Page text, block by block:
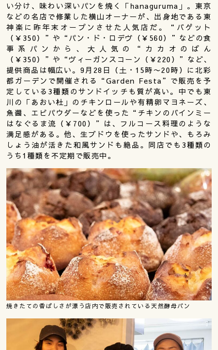
い分け、味わい深いパンを焼く「hanaguruma」。東京
などの名店で修業した横山オーナーが、出身地である東
神楽に昨年末オープンさせた人気店だ。“バゲット
（￥350）”や“パン・ド・ロデヴ（￥560）”などの食
事系パンから、大人気の“カカオのぱん
（￥350）”や“ヴィーガンスコーン（￥220）”など、
提供商品は幅広い。9月28日（土・15時〜20時）に北彩
都ガーデンで開催される“Garden Festa”で販売を予
定している3種類のサンドイッチも質が高い。中でも東
川の「あおい杜」のチキンロールや有精卵マヨネーズ、
魚醤、エビパウダーなどを使った“チキンのバインミー
はなぐるま流（￥700）”は、フルコース料理のような
満足感がある。他、生ブドウを使ったサンドや、もろみ
しょう油が活きた和風サンドも絶品。同店でも3種類の
うち1種類を不定期で販売中。
焼きたての香ばしさが漂う店内で販売されている天然酵母パン